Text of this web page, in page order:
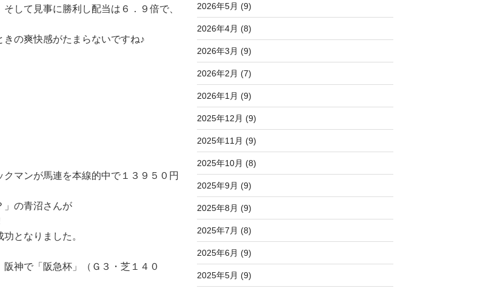
して見事に勝利し配当は６．９倍で、
の爽快感がたまらないですね♪
マンが馬連を本線的中で１３９５０円
」の青沼さんが
となりました。
神で「阪急杯」（Ｇ３・芝１４０
2026年5月 (9)
2026年4月 (8)
2026年3月 (9)
2026年2月 (7)
2026年1月 (9)
2025年12月 (9)
2025年11月 (9)
2025年10月 (8)
2025年9月 (9)
2025年8月 (9)
2025年7月 (8)
2025年6月 (9)
2025年5月 (9)